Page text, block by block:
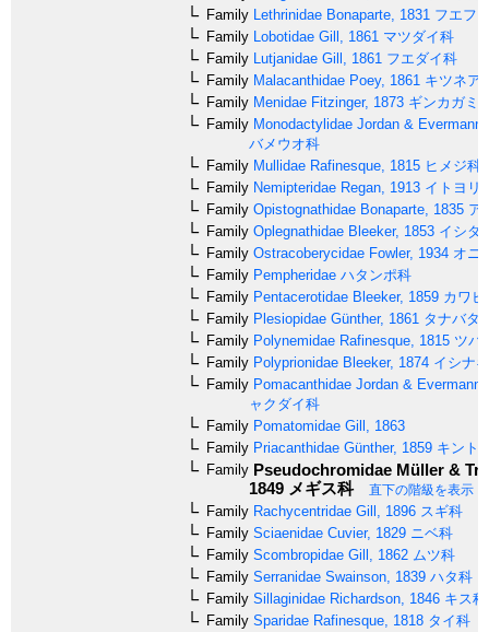
Family Lethrinidae Bonaparte, 1831 フエフ
Family Lobotidae Gill, 1861 マツダイ科
Family Lutjanidae Gill, 1861 フエダイ科
Family Malacanthidae Poey, 1861 キツネア
Family Menidae Fitzinger, 1873 ギンカガミ
Family Monodactylidae Jordan &
バメウオ科
Family Mullidae Rafinesque, 1815 ヒメジ科
Family Nemipteridae Regan, 1913 イトヨリ
Family Opistognathidae Bonaparte, 1835 ア
Family Oplegnathidae Bleeker, 1853 イシダ
Family Ostracoberycidae Fowler, 1934 オニ
Family Pempheridae ハタンポ科
Family Pentacerotidae Bleeker, 1859 カワ
Family Plesiopidae Günther, 1861 タナバタ
Family Polynemidae Rafinesque, 1815 ツバ
Family Polyprionidae Bleeker, 1874 イシナ
Family Pomacanthidae Jordan & Evermann,
ャクダイ科
Family Pomatomidae Gill, 1863
Family Priacanthidae Günther, 1859 キント
Family Pseudochromidae Müller &
1849 メギス科 直下の階級を表示
Family Rachycentridae Gill, 1896 スギ科
Family Sciaenidae Cuvier, 1829 ニベ科
Family Scombropidae Gill, 1862 ムツ科
Family Serranidae Swainson, 1839 ハタ科
Family Sillaginidae Richardson, 1846 キス科
Family Sparidae Rafinesque, 1818 タイ科